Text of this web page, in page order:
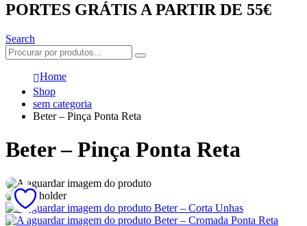
PORTES GRÁTIS A PARTIR DE 55€
Search
Home
Shop
sem categoria
Beter – Pinça Ponta Reta
Beter – Pinça Ponta Reta
Beter – Corta Unhas
Beter – Cromada Ponta Reta